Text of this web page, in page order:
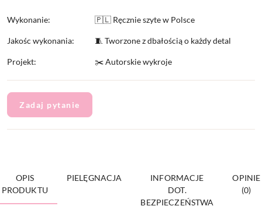
Wykonanie: 🇵🇱 Ręcznie szyte w Polsce
Jakośc wykonania: 🧵 Tworzone z dbałością o każdy detal
Projekt: ✂️ Autorskie wykroje
Zadaj pytanie
OPIS
PRODUKTU
PIELĘGNACJA
INFORMACJE
DOT.
BEZPIECZEŃSTWA
OPINIE
(0)